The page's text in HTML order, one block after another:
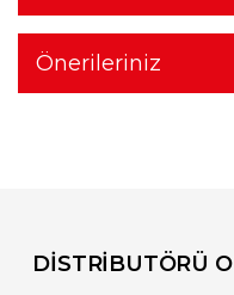
Önerileriniz
DİSTRİBUTÖRÜ